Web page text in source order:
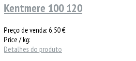
Kentmere 100 120
Preço de venda: 6,50 €
Price / kg:
Detalhes do produto